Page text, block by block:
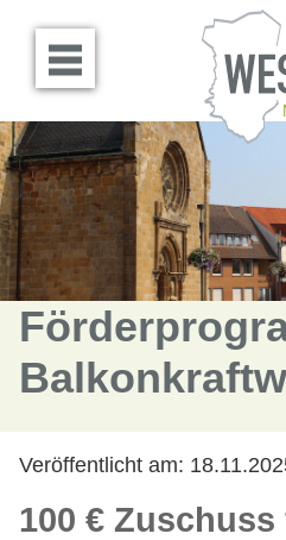
Menü öffnen
Veröffentlicht am:
100 €